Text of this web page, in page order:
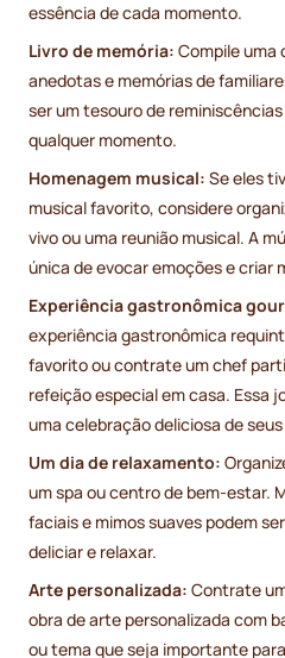
essência de cada momento.
Livro de memória: Compile uma
anedotas e memórias de
ser um tesouro de
qualquer momento.
Homenagem musical: Se eles
musical favorito, considere
vivo ou uma reunião musical. A
única de evocar emoções e criar
Experiência gastronômica
experiência gastronômica
favorito ou contrate um chef
refeição especial em casa. Essa
uma celebração deliciosa de
Um dia de relaxamento:
um spa ou centro de bem-estar.
faciais e mimos suaves podem
deliciar e relaxar.
Arte personalizada: Contrate
obra de arte personalizada com
ou tema que seja importante